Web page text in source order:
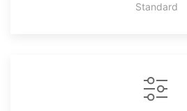
Standard